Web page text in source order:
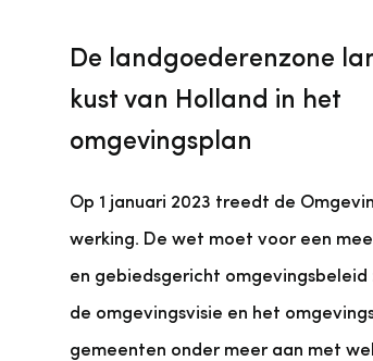
De landgoederenzone
kust van Holland in het
omgevingsplan
Op 1 januari 2023 treedt de
werking. De wet moet voor een
en gebiedsgericht omgevingsbeleid
de omgevingsvisie en het
gemeenten onder meer aan met